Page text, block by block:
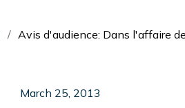
Avis d'audience: Dans l'affaire
March 25, 2013